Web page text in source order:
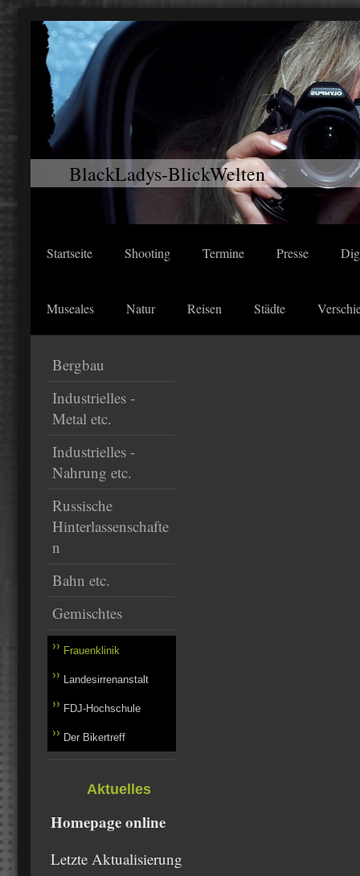
BlackLadys-BlickWelten
Startseite Shooting Termine Presse
Museales Natur Reisen Städte
Bergbau
Industrielles -
Metal etc.
Industrielles -
Nahrung etc.
Russische
Hinterlassenschafte
n
Bahn etc.
Gemischtes
Frauenklinik
Landesirrenanstalt
FDJ-Hochschule
Der Bikertreff
Aktuelles
Homepage online
Letzte Aktualisierung